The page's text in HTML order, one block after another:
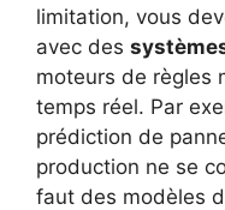
limitation, vous
avec des
moteurs de règles
temps réel. Par
prédiction de
production ne se
faut des modèles